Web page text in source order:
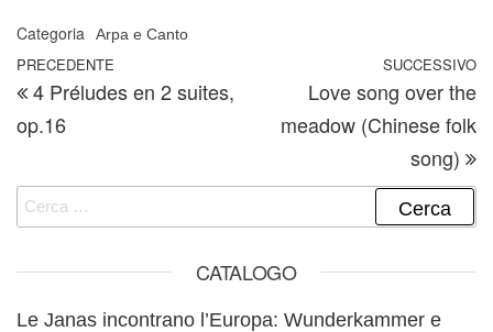
Categoria Arpa e Canto
Navigazione articoli
Articolo precedente
PRECEDENTE
4 Préludes en 2 suites,
op.16
SUCCESSIVO
Love song over the
meadow (Chinese folk
song)
Ricerca per:
CATALOGO
Le Janas incontrano l’Europa: Wunderkammer e